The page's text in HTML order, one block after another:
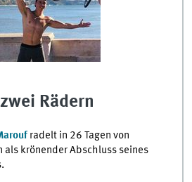
Rädern
radelt in 26 Tagen von
als krönender Abschluss seines